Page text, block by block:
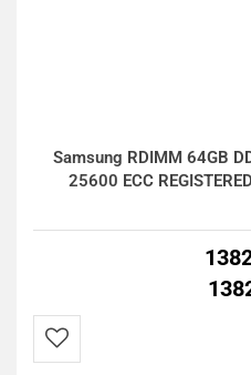
Samsung RDIMM 64GB
25600 ECC